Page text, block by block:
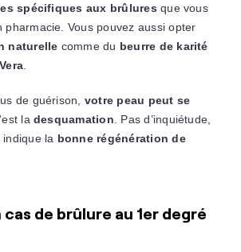
spécifiques aux brûlures que vous
pharmacie. Vous pouvez aussi opter
naturelle comme du beurre de karité
de guérison, votre peau peut se
la desquamation . Pas d’inquiétude,
indique la bonne régénération de
de brûlure au 1er degré